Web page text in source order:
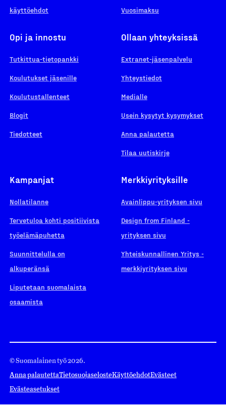
käyttöehdot
Vuosimaksu
Opi ja innostu
Tutkittua-tietopankki
Koulutukset jäsenille
Koulutustallenteet
Blogit
Tiedotteet
Ollaan yhteyksissä
Extranet-jäsenpalvelu
Yhteystiedot
Medialle
Usein kysytyt kysymykset
Anna palautetta
Tilaa uutiskirje
Kampanjat
Nollatilanne
Tervetuloa kohti positiivista
työelämäpuhetta
Suunnittelulla on
alkuperänsä
Liputetaan suomalaista
osaamista
Merkkiyrityksille
Avainlippu-yrityksen sivu
Design from Finland -
yrityksen sivu
Yhteiskunnallinen Yritys -
merkkiyrityksen sivu
© Suomalainen työ 2026.
Anna palautettaTietosuojaselosteKäyttöehdotEvästeet
Evästeasetukset